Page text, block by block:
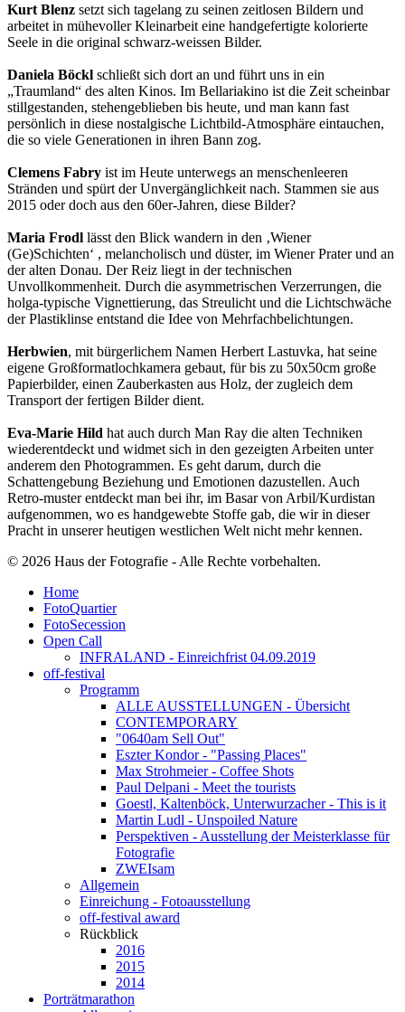
Kurt Blenz setzt sich tagelang zu seinen zeitlosen Bildern und
arbeitet in mühevoller Kleinarbeit eine handgefertigte kolorierte
Seele in die original schwarz-weissen Bilder.
Daniela Böckl schließt sich dort an und führt uns in ein
„Traumland“ des alten Kinos. Im Bellariakino ist die Zeit scheinbar
stillgestanden, stehengeblieben bis heute, und man kann fast
persönlich in diese nostalgische Lichtbild-Atmosphäre eintauchen,
die so viele Generationen in ihren Bann zog.
Clemens Fabry ist im Heute unterwegs an menschenleeren
Stränden und spürt der Unvergänglichkeit nach. Stammen sie aus
2015 oder doch aus den 60er-Jahren, diese Bilder?
Maria Frodl lässt den Blick wandern in den ‚Wiener
(Ge)Schichten‘ , melancholisch und düster, im Wiener Prater und an
der alten Donau. Der Reiz liegt in der technischen
Unvollkommenheit. Durch die asymmetrischen Verzerrungen, die
holga-typische Vignettierung, das Streulicht und die Lichtschwäche
der Plastiklinse entstand die Idee von Mehrfachbelichtungen.
Herbwien, mit bürgerlichem Namen Herbert Lastuvka, hat seine
eigene Großformatlochkamera gebaut, für bis zu 50x50cm große
Papierbilder, einen Zauberkasten aus Holz, der zugleich dem
Transport der fertigen Bilder dient.
Eva-Marie Hild hat auch durch Man Ray die alten Techniken
wiederentdeckt und widmet sich in den gezeigten Arbeiten unter
anderem den Photogrammen. Es geht darum, durch die
Schattengebung Beziehung und Emotionen dazustellen. Auch
Retro-muster entdeckt man bei ihr, im Basar von Arbil/Kurdistan
aufgenommen, wo es handgewebte Stoffe gab, die wir in dieser
Pracht in unserer heutigen westlichen Welt nicht mehr kennen.
© 2026 Haus der Fotografie - Alle Rechte vorbehalten.
Home
FotoQuartier
FotoSecession
Open Call
INFRALAND - Einreichfrist 04.09.2019
off-festival
Programm
ALLE AUSSTELLUNGEN - Übersicht
CONTEMPORARY
"0640am Sell Out"
Eszter Kondor - "Passing Places"
Max Strohmeier - Coffee Shots
Paul Delpani - Meet the tourists
Goestl, Kaltenböck, Unterwurzacher - This is it
Martin Ludl - Unspoiled Nature
Perspektiven - Ausstellung der Meisterklasse für
Fotografie
ZWEIsam
Allgemein
Einreichung - Fotoausstellung
off-festival award
Rückblick
2016
2015
2014
Porträtmarathon